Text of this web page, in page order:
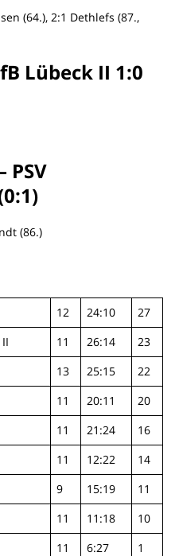
(64.), 2:1 Dethlefs (87.,
Lübeck II 1:0
PSV
(86.)
12 24:10
27
11 26:14
23
13 25:15
22
11 20:11
20
11 21:24
16
11 12:22
14
9 15:19
11
11 11:18
10
11 6:27 1